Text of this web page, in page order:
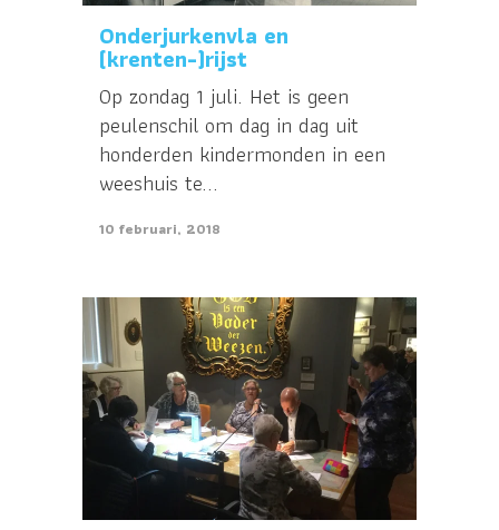
Onderjurkenvla en
(krenten-)rijst
Op zondag 1 juli. Het is geen
peulenschil om dag in dag uit
honderden kindermonden in een
weeshuis te...
10 februari, 2018